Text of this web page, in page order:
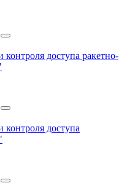
доступа ракетно-
контроля доступа